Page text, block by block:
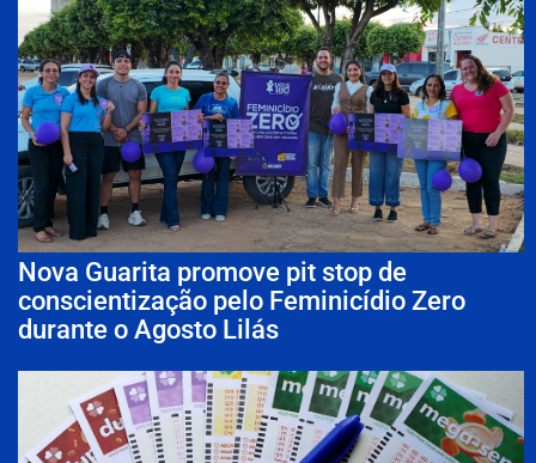
Nova Guarita promove pit stop de
conscientização pelo Feminicídio Zero
durante o Agosto Lilás